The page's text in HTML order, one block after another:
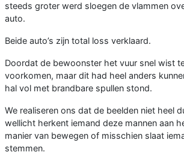
steeds groter werd sloegen de vlammen
auto.
Beide auto’s zijn total loss verklaard.
Doordat de bewoonster het vuur snel wist
voorkomen, maar dit had heel anders
hal vol met brandbare spullen stond.
We realiseren ons dat de beelden niet heel
wellicht herkent iemand deze mannen aan
manier van bewegen of misschien slaat
stemmen.